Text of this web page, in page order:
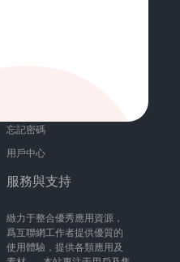
忘記密碼
用戶中心
服務與支持
緻力于整合優秀應用資源，
爲互聯網工作者提供優質的
使用體驗，提供各類應用及